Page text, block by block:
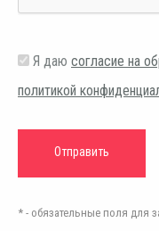
Я даю согласие на
политикой
* - обязательные поля для